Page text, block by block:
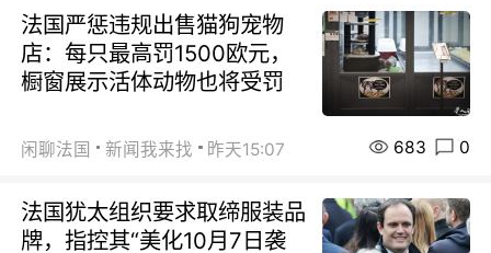
法国严惩违规出售猫狗宠物
店：每只最高罚1500欧元，
橱窗展示活体动物也将受罚
闲聊法国 新闻我来找 昨天15:07 683 0
法国犹太组织要求取缔服装品
牌，指控其“美化10月7日袭